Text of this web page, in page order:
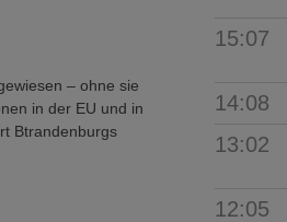
– ohne sie
in der EU und in
Btrandenburgs
15:07
14:08
13:02
12:05